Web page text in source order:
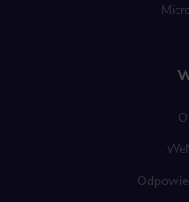
user, providing him or her with the marketing,